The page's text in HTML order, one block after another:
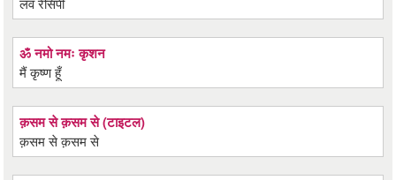
ॐ नमो नमः कृशन
मैं कृष्ण हूँ
क़सम से क़सम से (टाइटल)
क़सम से क़सम से